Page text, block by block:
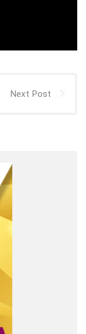
Next Post